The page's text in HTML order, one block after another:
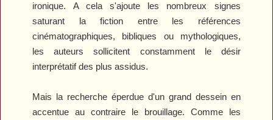
ironique. A cela s'ajoute les nombreux signes
saturant la fiction entre les références
cinématographiques, bibliques ou mythologiques,
les auteurs sollicitent constamment le désir
interprétatif des plus assidus.
Mais la recherche éperdue d'un grand dessein en
accentue au contraire le brouillage. Comme les